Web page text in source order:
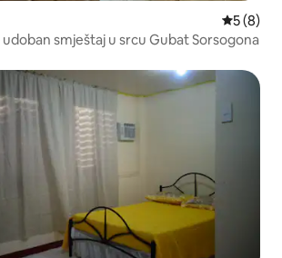
5 (8)
udoban smještaj u srcu Gubat Sorsogona